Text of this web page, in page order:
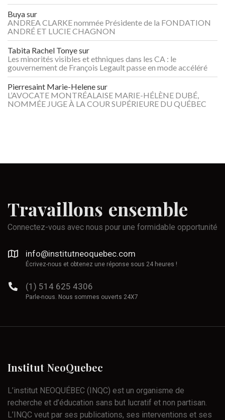
Buyasur
ANDREA CLARKE nommée Présidente de la FONDATION
ANDRÉ ET LUCIE CHAGNON
Tabita Rachel Tonyesur
Les minorités visibles et ethniques dans les CA : le
gouvernement de François Legault passe en mode accéléré
Pierresaint Marie-Helenesur
L’AVOCATE MONTRÉALAISE MARIE-HÉLÈNE DUBÉ,
NOMMÉE JUGE À LA COUR SUPÉRIEURE DU QUÉBEC
Travaillons ensemble
Connectez-vous avec nous pour une formidable opportunité
info@institutneoquebec.com
Écrivez-nous et obtenez une réponse sous 24 heures !
(1) 514 625 4306
Parle-nous. Nous sommes ouverts 24X7
Institut NeoQuebec
L’institut NEOQUÉBEC (INQC) est un organisme de
recherche et d’éducation sans but lucratif et non partisan.
L’INQC veut par ses publications, ses interventions et ses